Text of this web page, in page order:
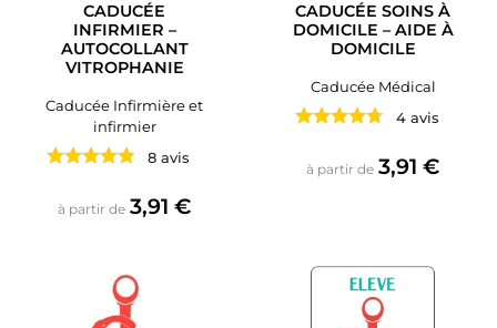
CADUCÉE
INFIRMIER –
AUTOCOLLANT
VITROPHANIE
Caducée Infirmière et
infirmier
8 avis
à partir de Prix
3,91 €
CADUCÉE SOINS À
DOMICILE – AIDE À
DOMICILE
Caducée Médical
4 avis
à partir de Prix
3,91 €